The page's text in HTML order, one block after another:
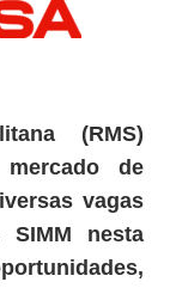
(RMS)
de
vagas
nesta